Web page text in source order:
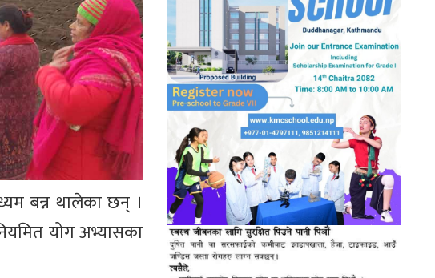
बन्न थालेका छन् ।
योग अभ्यासका